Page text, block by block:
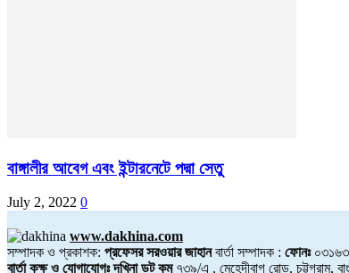
বাঙ্গালীর আবেগ এবং ইন্টারনেটে পদ্মা সেতু
July 2, 2022 0
www.dakhina.com
সম্পাদক ও প্রকাশক: প্রফেসর সরওয়ার জাহানবার্তা সম্পাদক : ফোনঃ
বার্তা কক্ষ ও যোগাযোগঃ দখিনা ডট কম৭৩৯/এ , মেহেদীবাগ রোড, চট্টগ্রাম,